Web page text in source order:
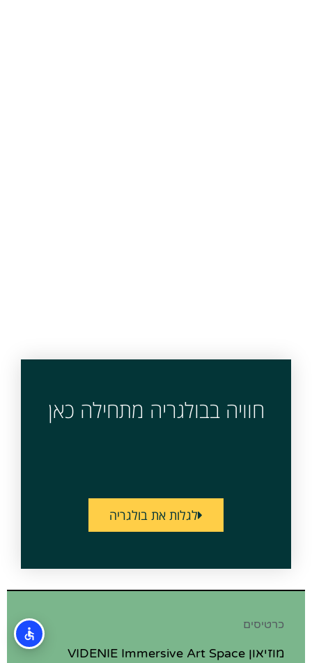
חוויה בבולגריה מתחילה כאן
לגלות את בולגריה
כרטיסים
מוזיאון VIDENIE Immersive Art Space